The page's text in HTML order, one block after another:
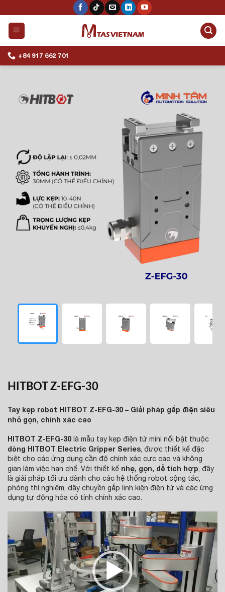
to
content
+84 917 662 701
HITBOT Z-EFG-30
Tay kẹp robot HITBOT Z-EFG-30 – Giải pháp gắp điện siêu
nhỏ gọn, chính xác cao
HITBOT Z-EFG-30 là mẫu tay kẹp điện tử mini nổi bật thuộc
dòng HITBOT Electric Gripper Series , được thiết kế đặc
biệt cho các ứng dụng cần độ chính xác cực cao và không
gian làm việc hạn chế. Với thiết kế nhẹ, gọn, dễ tích hợp , đây
là giải pháp tối ưu dành cho các hệ thống robot cộng tác,
phòng thí nghiệm, dây chuyền gắp linh kiện điện tử và các ứng
dụng tự động hóa có tính chính xác cao.
Video